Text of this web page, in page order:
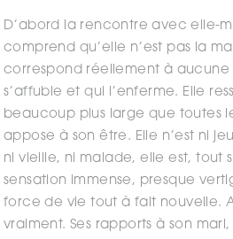
D’abord la rencontre avec elle-
comprend qu’elle n’est pas la
correspond réellement à
s’affuble et qui l’enferme. Elle
beaucoup plus large que toutes
appose à son être. Elle n’est ni
ni vieille, ni malade, elle est, tout
sensation immense, presque
force de vie tout à fait nouvelle.
vraiment. Ses rapports à son